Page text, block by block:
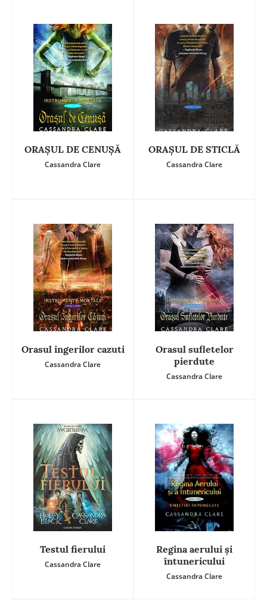
ORAŞUL DE CENUŞĂ
Cassandra Clare
ORAŞUL DE STICLĂ
Cassandra Clare
Orasul ingerilor cazuti
Cassandra Clare
Orasul sufletelor
pierdute
Cassandra Clare
Testul fierului
Cassandra Clare
Regina aerului și
întunericului
Cassandra Clare